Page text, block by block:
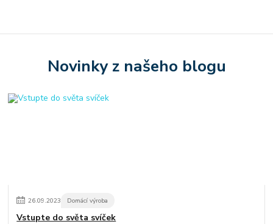
Novinky z našeho blogu
26.09.2023 Domácí výroba
Vstupte do světa svíček